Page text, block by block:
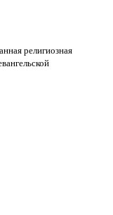
религиозная